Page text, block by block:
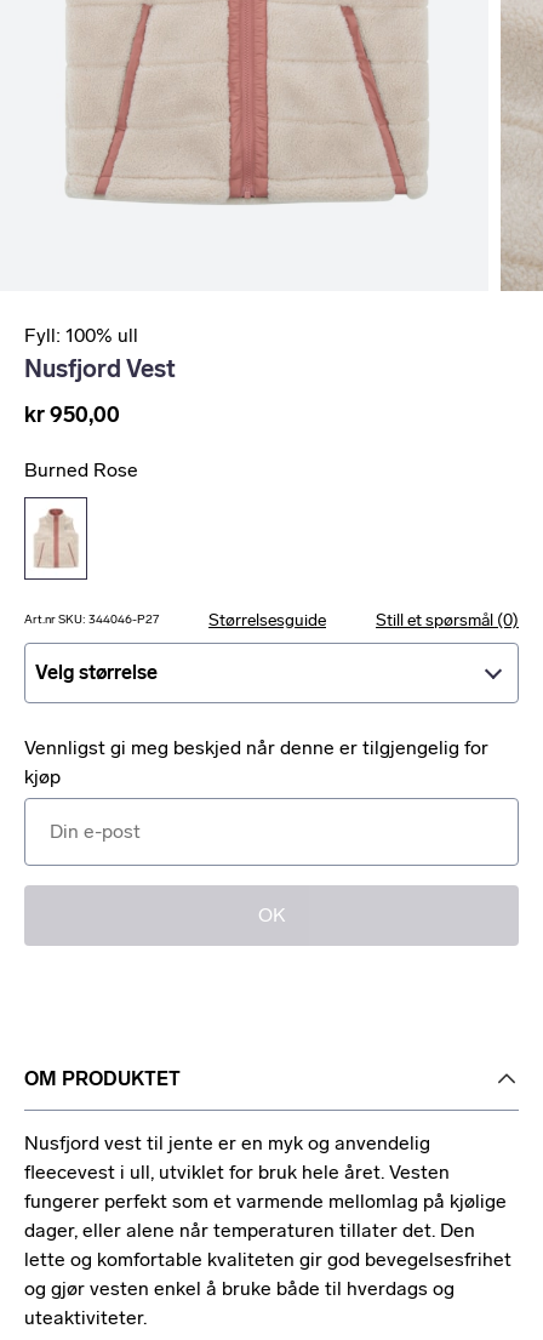
Fyll: 100% ull
Nusfjord Vest
kr 950,00
Burned Rose
Art.nr SKU: 344046-P27 Størrelsesguide Still et spørsmål (0)
Velg størrelse
Vennligst gi meg beskjed når denne er tilgjengelig for
kjøp
OK
OM PRODUKTET
Nusfjord vest til jente er en myk og anvendelig
fleecevest i ull, utviklet for bruk hele året. Vesten
fungerer perfekt som et varmende mellomlag på kjølige
dager, eller alene når temperaturen tillater det. Den
lette og komfortable kvaliteten gir god bevegelsesfrihet
og gjør vesten enkel å bruke både til hverdags og
uteaktiviteter.